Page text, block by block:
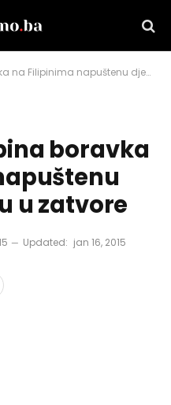
napuštenu djecu strpali su u zatvore
boravka
u zatvore
Updated: jan 16, 2015